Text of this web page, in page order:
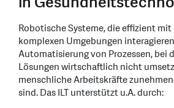
Robotische Systeme, die effizient
komplexen Umgebungen
Automatisierung von Prozessen, bei
Lösungen wirtschaftlich nicht
menschliche Arbeitskräfte
sind. Das ILT unterstützt u.A. durch: